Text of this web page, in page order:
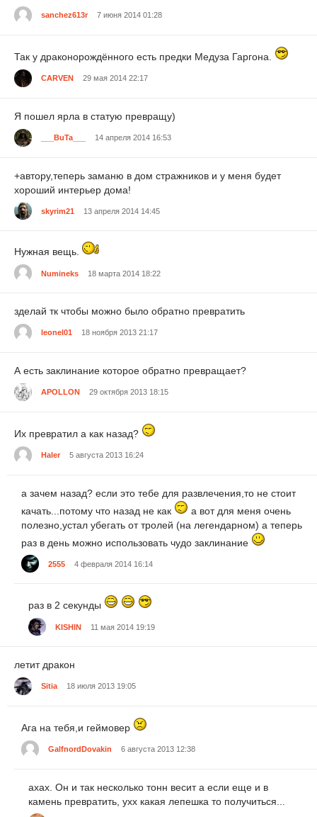
sanchez613r 7 июня 2014 01:28
Так у драконорождённого есть предки Медуза Гаргона.
CARVEN 29 мая 2014 22:17
Я пошел ярла в статую превращу)
___BuTa___ 14 апреля 2014 16:53
+автору,теперь заманю в дом стражников и у меня будет
хороший интерьер дома!
skyrim21 13 апреля 2014 14:45
Нужная вещь.
Numineks 18 марта 2014 18:22
зделай тк чтобы можно было обратно превратить
leonel01 18 ноября 2013 21:17
А есть заклинание которое обратно превращает?
APOLLON 29 октября 2013 18:15
Их превратил а как назад?
Haler 5 августа 2013 16:24
а зачем назад? если это тебе для развлечения,то не стоит
качать...потому что назад не как
а вот для меня очень
полезно,устал убегать от тролей (на легендарном) а теперь
раз в день можно использовать чудо заклинание
2555 4 февраля 2014 16:14
раз в 2 секунды
KISHIN 11 мая 2014 19:19
летит дракон
Sitia 18 июля 2013 19:05
Ага на тебя,и геймовер
GalfnordDovakin 6 августа 2013 12:38
ахах. Он и так несколько тонн весит а если еще и в
камень превратить, ухх какая лепешка то получиться...